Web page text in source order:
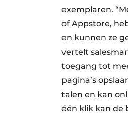
exemplaren.
of Appstore,
en kunnen ze
vertelt
toegang tot
pagina’s
talen en kan
één klik kan de